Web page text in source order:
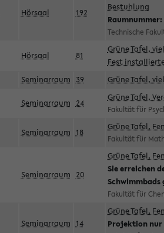
Hörsaal 192
Bestuhlung
Technische
Hörsaal 81
Grüne Tafel,
Fest
Seminarraum 39 Grüne Tafel,
Seminarraum 24
Grüne Tafel,
Fakultät für
Seminarraum 18
Grüne Tafel,
Fakultät für
Seminarraum 20
Grüne Tafel,
Sie erreichen
Schwimmbads
Fakultät für
Seminarraum 14
Grüne Tafel,
Projektion nur